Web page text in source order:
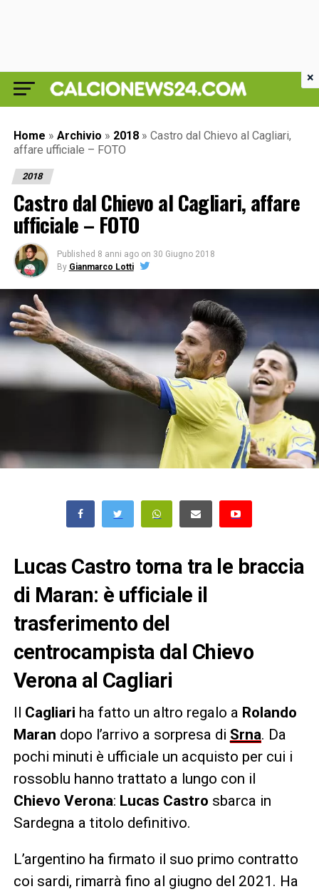
Home » Archivio » 2018 » Castro dal Chievo al Cagliari,
affare ufficiale – FOTO
2018
Castro dal Chievo al Cagliari, affare
ufficiale – FOTO
Published 8 anni ago on 30 Giugno 2018
By Gianmarco Lotti
Lucas Castro torna tra le braccia
di Maran: è ufficiale il
trasferimento del
centrocampista dal Chievo
Verona al Cagliari
Cagliari ha fatto un altro regalo a Rolando
Maran dopo l’arrivo a sorpresa di Srna. Da
pochi minuti è ufficiale un acquisto per cui i
rossoblu hanno trattato a lungo con il
Chievo Verona: Lucas Castro sbarca in
Sardegna a titolo definitivo.
L’argentino ha firmato il suo primo contratto
coi sardi, rimarrà fino al giugno del 2021. Ha
×